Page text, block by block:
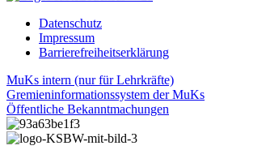
Datenschutz
Impressum
Barrierefreiheitserklärung
MuKs intern (nur für Lehrkräfte)
Gremieninformationssystem der MuKs
Öffentliche Bekanntmachungen